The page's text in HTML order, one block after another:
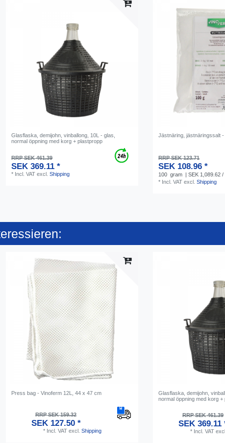
Glasflaska, demijohn, vinballong, 10L - glas,
normal öppning med korg + plastpropp
RRP SEK 461.39
SEK 369.11 *
* Incl. VAT excl.Shipping
Jästnäring, jästnäringssalt
RRP SEK 123.71
SEK 108.96 *
100 gram | SEK 1,089.62
* Incl. VAT excl.Shipping
Press bag - Vinoferm 12L, 44 x 47 cm
RRP SEK 159.32
SEK 127.50 *
* Incl. VATexcl. Shipping
Glasflaska, demijohn,
normal öppning med korg +
RRP SEK 461.39
SEK 369.11
* Incl. VATexcl.